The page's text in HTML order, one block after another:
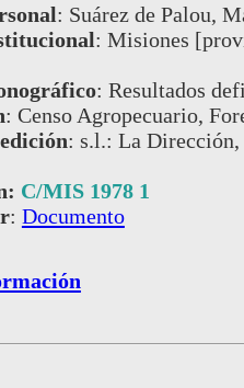
: Suárez de Palou,
: Misiones
: Resultados
: Censo Agropecuario,
: s.l.: La Dirección,
C/MIS 1978 1
: Documento